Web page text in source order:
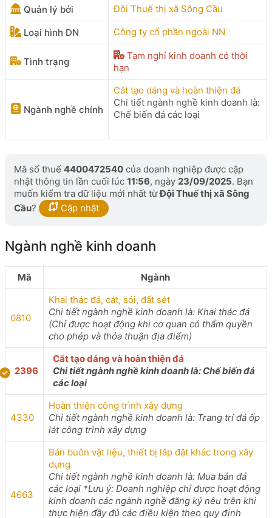
Quản lý bởi Đội Thuế thị xã Sông Cầu
Loại hình DN Công ty cổ phần ngoài NN
Tình trạng
Tạm nghỉ kinh doanh có thời
hạn
Ngành nghề chính
Cắt tạo dáng và hoàn thiện đá
Chi tiết ngành nghề kinh doanh là:
Chế biến đá các loại
Mã số thuế 4400472540 của doanh nghiệp được cập
nhật thông tin lần cuối lúc 11:56, ngày 23/09/2025. Bạn
muốn kiểm tra dữ liệu mới nhất từĐội Thuế thị xã Sông
Cầu? Cập nhật
Ngành nghề kinh doanh
Mã Ngành
0810
Khai thác đá, cát, sỏi, đất sét
Chi tiết ngành nghề kinh doanh là: Khai thác đá
(Chỉ được hoạt động khi cơ quan có thẩm quyền
cho phép và thỏa thuận địa điểm)
2396
Cắt tạo dáng và hoàn thiện đá
Chi tiết ngành nghề kinh doanh là: Chế biến đá
các loại
4330
Hoàn thiện công trình xây dựng
Chi tiết ngành nghề kinh doanh là: Trang trí đá ốp
lát công trình xây dựng
4663
Bán buôn vật liệu, thiết bị lắp đặt khác trong xây
dựng
Chi tiết ngành nghề kinh doanh là: Mua bán đá
các loại *Lưu ý: Doanh nghiệp chỉ được hoạt động
kinh doanh các ngành nghề đăng ký nêu trên khi
thực hiện đầy đủ các điều kiện theo quy định